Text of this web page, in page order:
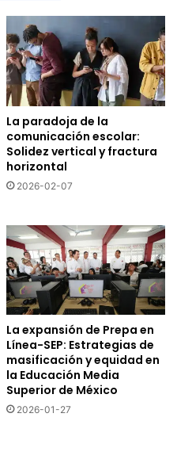
La paradoja de la
comunicación escolar:
Solidez vertical y fractura
horizontal
2026-02-07
La expansión de Prepa en
Línea-SEP: Estrategias de
masificación y equidad en
la Educación Media
Superior de México
2026-01-27